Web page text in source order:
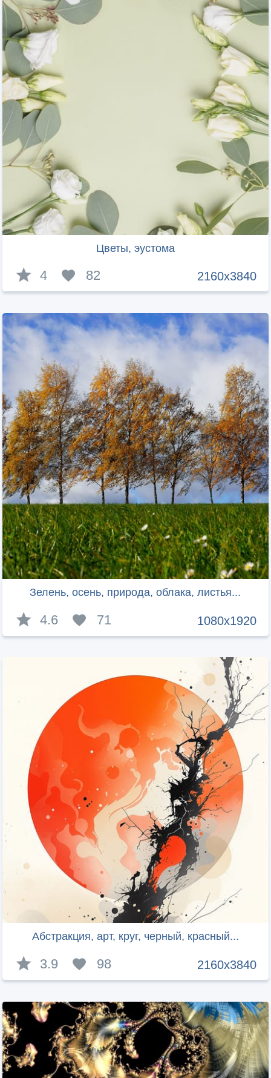
Цветы, эустома
2160x3840
4 82
Зелень, осень, природа, облака, листья...
1080x1920
4.6 71
Абстракция, арт, круг, черный, красный...
2160x3840
3.9 98